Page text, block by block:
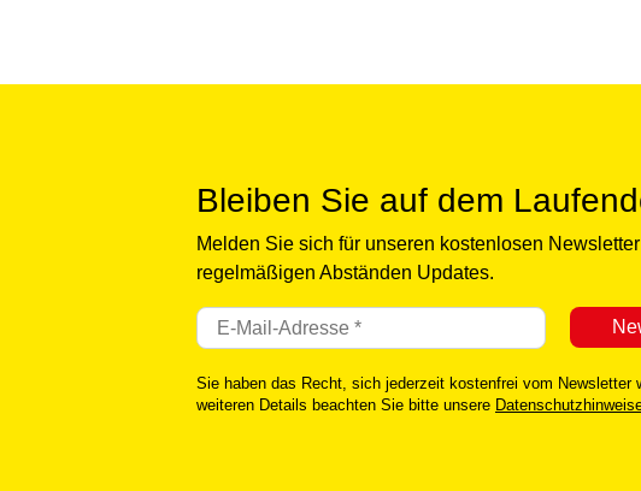
Bleiben Sie auf dem
Melden Sie sich für unseren kostenlosen
regelmäßigen Abständen Updates.
Sie haben das Recht, sich jederzeit kostenfrei vom Newsletter
weiteren Details beachten Sie bitte unsere